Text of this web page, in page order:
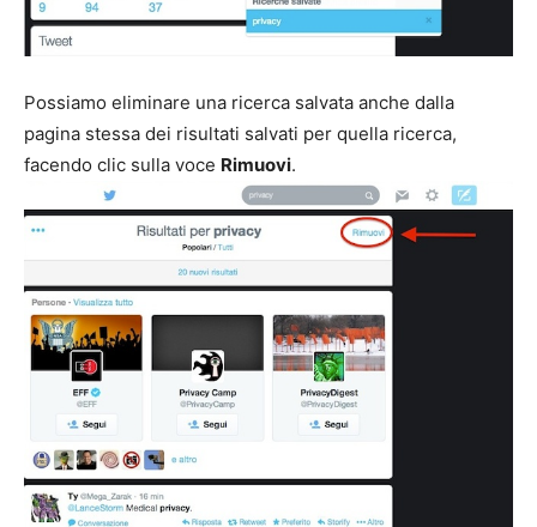
Possiamo eliminare una ricerca salvata anche dalla
pagina stessa dei risultati salvati per quella ricerca,
facendo clic sulla voce Rimuovi.